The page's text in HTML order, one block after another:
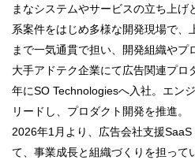
まなシステムやサービスの立ち上げ
系案件をはじめ多様な開発現場で、
まで一気通貫で担い、開発組織やプ
大手アドテク企業にて広告関連プロ
年にSO Technologiesへ入社。エン
リードし、プロダクト開発を推進。
2026年1月より、広告会社支援
て、事業成長と組織づくりを担って